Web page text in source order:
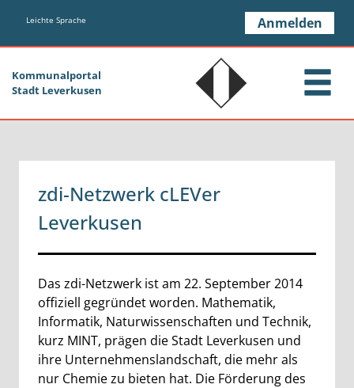
Zum Hauptinhalt springen
Leichte Sprache Anmelden
Kommunalportal
Stadt Leverkusen
zdi-Netzwerk cLEVer
Leverkusen
Beschreibung
Das zdi-Netzwerk ist am 22. September 2014
offiziell gegründet worden. Mathematik,
Informatik, Naturwissenschaften und Technik,
kurz MINT, prägen die Stadt Leverkusen und
ihre Unternehmenslandschaft, die mehr als
nur Chemie zu bieten hat. Die Förderung des